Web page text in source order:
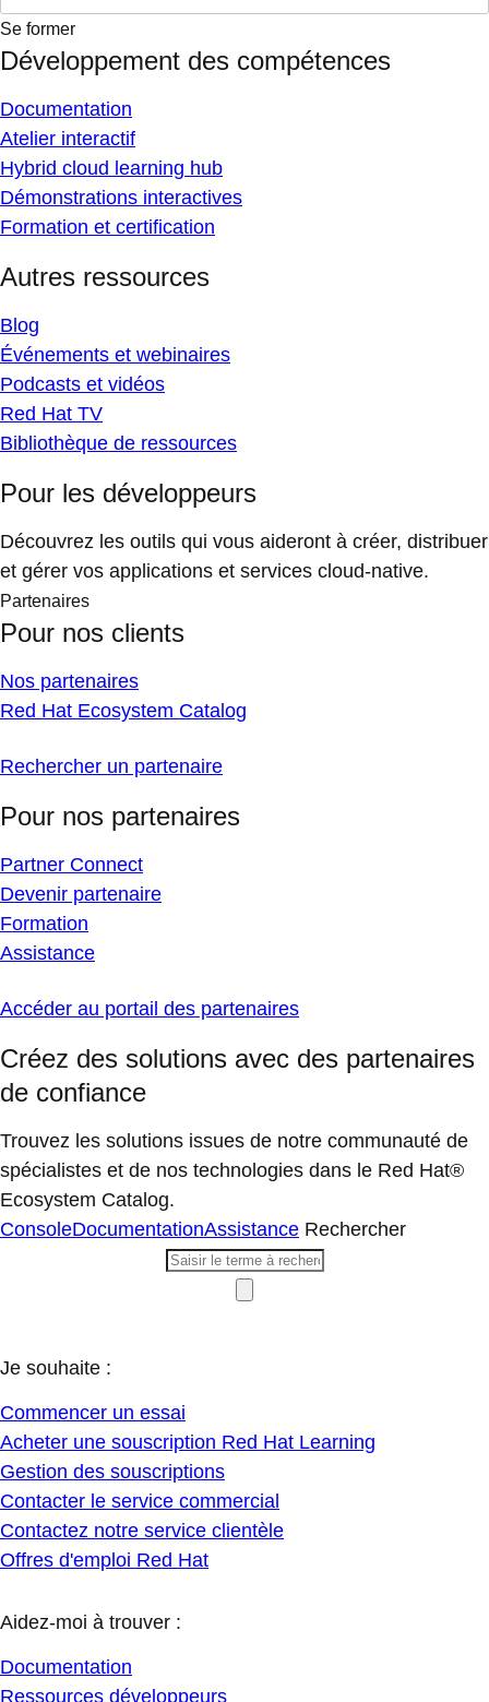
Se former
Développement des compétences
Documentation
Atelier interactif
Hybrid cloud learning hub
Démonstrations interactives
Formation et certification
Autres ressources
Blog
Événements et webinaires
Podcasts et vidéos
Red Hat TV
Bibliothèque de ressources
Pour les développeurs
Découvrez les outils qui vous aideront à créer, distribuer
et gérer vos applications et services cloud-native.
Partenaires
Pour nos clients
Nos partenaires
Red Hat Ecosystem Catalog
Rechercher un partenaire
Pour nos partenaires
Partner Connect
Devenir partenaire
Formation
Assistance
Accéder au portail des partenaires
Créez des solutions avec des partenaires
de confiance
Trouvez les solutions issues de notre communauté de
spécialistes et de nos technologies dans le Red Hat®
Ecosystem Catalog.
ConsoleDocumentationAssistance Rechercher
Je souhaite :
Commencer un essai
Acheter une souscription Red Hat Learning
Gestion des souscriptions
Contacter le service commercial
Contactez notre service clientèle
Offres d'emploi Red Hat
Aidez-moi à trouver :
Documentation
Ressources développeurs